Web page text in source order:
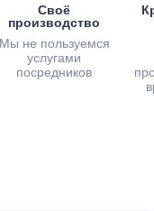
Своё
производство
Мы не пользуемся
услугами
посредников